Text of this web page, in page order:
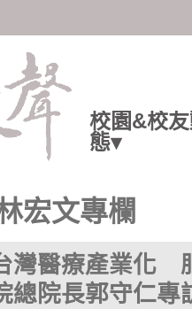
大人共享知識與情感交
校園&校
態▾
宏文專欄
灣醫療產業化
總院長郭守仁專